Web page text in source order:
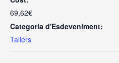
69,62€
Categoria d'Esdeveniment:
Tallers